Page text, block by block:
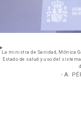
La ministra de Sanidad, Mónica
Estado de salud y uso del
- A.